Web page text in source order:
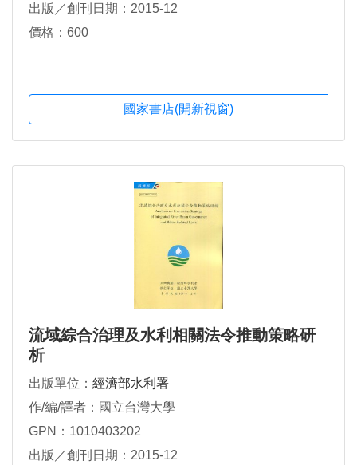
出版／創刊日期：2015-12
價格：600
國家書店(開新視窗)
流域綜合治理及水利相關法令推動策略研
析
出版單位： 經濟部水利署
作/編/譯者：國立台灣大學
GPN：1010403202
出版／創刊日期：2015-12